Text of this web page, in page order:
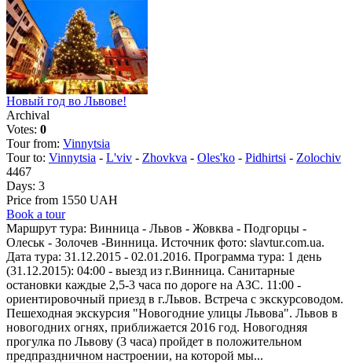
Новый год во Львове!
Archival
Votes: 0
Tour from: Vinnytsia
Tour to: Vinnytsia - L'viv - Zhovkva - Oles'ko - Pidhirtsi - Zolochiv
4467
Days: 3
Price from 1550 UAH
Book a tour
Маршрут тура: Винница - Львов - Жовква - Подгорцы -
Олеськ - Золочев -Винница. Источник фото: slavtur.com.ua.
Дата тура: 31.12.2015 - 02.01.2016. Программа тура: 1 день
(31.12.2015): 04:00 - выезд из г.Винница. Санитарные
остановки каждые 2,5-3 часа по дороге на АЗС. 11:00 -
ориентировочный приезд в г.Львов. Встреча с экскурсоводом.
Пешеходная экскурсия "Новогодние улицы Львова". Львов в
новогодних огнях, приближается 2016 год. Новогодняя
прогулка по Львову (3 часа) пройдет в положительном
предпраздничном настроении, на которой мы...